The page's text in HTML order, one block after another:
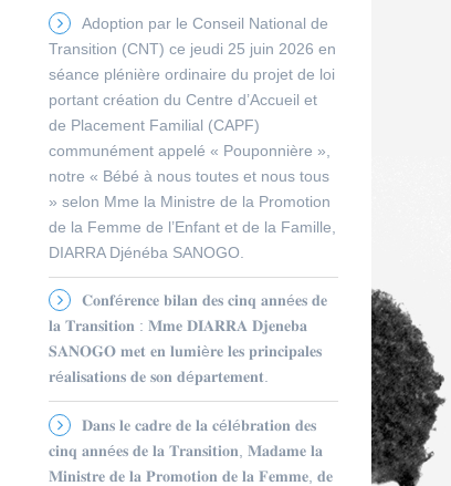
Adoption par le Conseil National de
Transition (CNT) ce jeudi 25 juin 2026 en
séance plénière ordinaire du projet de loi
portant création du Centre d’Accueil et
de Placement Familial (CAPF)
communément appelé « Pouponnière »,
notre « Bébé à nous toutes et nous tous
» selon Mme la Ministre de la Promotion
de la Femme de l’Enfant et de la Famille,
DIARRA Djénéba SANOGO.
𝐂𝐨𝐧𝐟é𝐫𝐞𝐧𝐜𝐞 𝐛𝐢𝐥𝐚𝐧 𝐝𝐞𝐬 𝐜𝐢𝐧𝐪 𝐚𝐧𝐧é𝐞𝐬 𝐝𝐞
𝐥𝐚 𝐓𝐫𝐚𝐧𝐬𝐢𝐭𝐢𝐨𝐧 : 𝐌𝐦𝐞 𝐃𝐈𝐀𝐑𝐑𝐀 𝐃𝐣𝐞𝐧𝐞𝐛𝐚
𝐒𝐀𝐍𝐎𝐆𝐎 𝐦𝐞𝐭 𝐞𝐧 𝐥𝐮𝐦𝐢è𝐫𝐞 𝐥𝐞𝐬 𝐩𝐫𝐢𝐧𝐜𝐢𝐩𝐚𝐥𝐞𝐬
𝐫é𝐚𝐥𝐢𝐬𝐚𝐭𝐢𝐨𝐧𝐬 𝐝𝐞 𝐬𝐨𝐧 𝐝é𝐩𝐚𝐫𝐭𝐞𝐦𝐞𝐧𝐭.
𝐃𝐚𝐧𝐬 𝐥𝐞 𝐜𝐚𝐝𝐫𝐞 𝐝𝐞 𝐥𝐚 𝐜é𝐥é𝐛𝐫𝐚𝐭𝐢𝐨𝐧 𝐝𝐞𝐬
𝐜𝐢𝐧𝐪 𝐚𝐧𝐧é𝐞𝐬 𝐝𝐞 𝐥𝐚 𝐓𝐫𝐚𝐧𝐬𝐢𝐭𝐢𝐨𝐧, 𝐌𝐚𝐝𝐚𝐦𝐞 𝐥𝐚
𝐌𝐢𝐧𝐢𝐬𝐭𝐫𝐞 𝐝𝐞 𝐥𝐚 𝐏𝐫𝐨𝐦𝐨𝐭𝐢𝐨𝐧 𝐝𝐞 𝐥𝐚 𝐅𝐞𝐦𝐦𝐞, 𝐝𝐞